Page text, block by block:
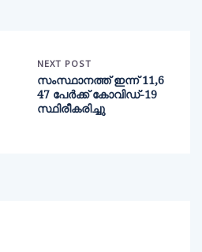
NEXT POST
സംസ്ഥാനത്ത് ഇന്ന് 11,6
47 പേര്‍ക്ക് കോവിഡ്-19
സ്ഥിരീകരിച്ചു